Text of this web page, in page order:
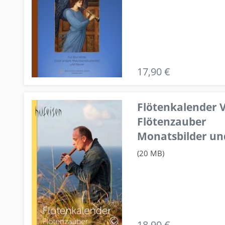
17,90 €
Flötenkalender
Flötenzauber
Monatsbilder
(20 MB)